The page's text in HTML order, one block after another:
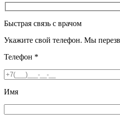
Быстрая связь с врачом
Укажите свой телефон. Мы
Телефон *
Имя